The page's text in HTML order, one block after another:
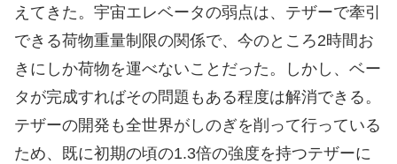
えてきた。宇宙エレベータの弱点は、テザーで牽引
できる荷物重量制限の関係で、今のところ2時間お
きにしか荷物を運べないことだった。しかし、ベー
タが完成すればその問題もある程度は解消できる。
テザーの開発も全世界がしのぎを削って行っている
ため、既に初期の頃の1.3倍の強度を持つテザーに